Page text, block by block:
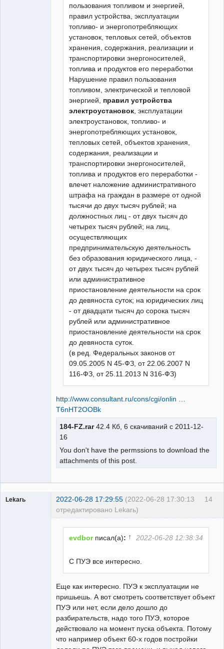
пользования топливом и энергией,
правил устройства, эксплуатации
топливо- и энергопотребляющих
установок, тепловых сетей, объектов
хранения, содержания, реализации и
транспортировки энергоносителей,
топлива и продуктов его переработки
Нарушение правил пользования
топливом, электрической и тепловой
энергией, правил устройства
электроустановок , эксплуатации
электроустановок, топливо- и
энергопотребляющих установок,
тепловых сетей, объектов хранения,
содержания, реализации и
транспортировки энергоносителей,
топлива и продуктов его переработки -
влечет наложение административного
штрафа на граждан в размере от одной
тысячи до двух тысяч рублей; на
должностных лиц - от двух тысяч до
четырех тысяч рублей; на лиц,
осуществляющих
предпринимательскую деятельность
без образования юридического лица, -
от двух тысяч до четырех тысяч рублей
или административное
приостановление деятельности на срок
до девяноста суток; на юридических лиц
- от двадцати тысяч до сорока тысяч
рублей или административное
приостановление деятельности на срок
до девяноста суток.
(в ред. Федеральных законов от
09.05.2005 N 45-ФЗ, от 22.06.2007 N
116-ФЗ, от 25.11.2013 N 316-ФЗ)
http://www.consultant.ru/cons/cgi/onlin …
T6nHT2OOBk
184-FZ.rar42.4 Кб, 6 скачиваний с 2011-12-
16
You don't have the permssions to download the
attachments of this post.
14
Lekarь 2022-06-28 17:29:55 (2022-06-28 17:30:13
отредактировано Lekarь)
evdbor писал(а): ↑ 2022-06-28 12:38:34
С ПУЭ все интересно.
Еще как интересно. ПУЭ к эксплуатации не
пришьешь. А вот смотреть соответствует объект
ПУЭ или нет, если дело дошло до
разбирательств, надо того ПУЭ, которое
действовало на момент пуска объекта. Потому
что например объект 60-х годов постройки